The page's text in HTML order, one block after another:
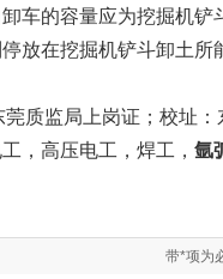
车的容量应为挖掘机铲
放在挖掘机铲斗卸土所
质监局上岗证；校址：
，高压电工，焊工， 氩
带*项为